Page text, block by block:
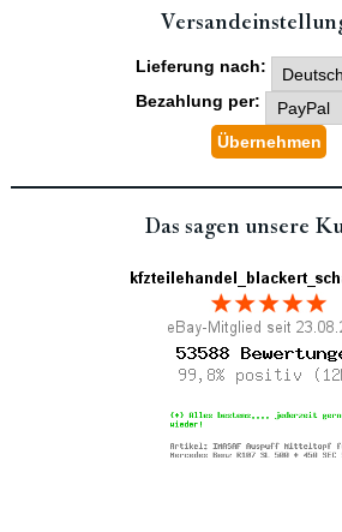
Lieferung nach:
Bezahlung per:
Das sagen unsere